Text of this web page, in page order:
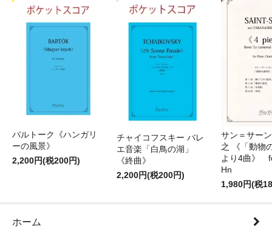
バルトーク《ハンガリ
ーの風景》
2,200円(税200円)
チャイコフスキー バレ
エ音楽「白鳥の湖」
《終曲》
2,200円(税200円)
サン＝サー
之 《「動物
より4曲》
Hn
1,980円(税
ホーム